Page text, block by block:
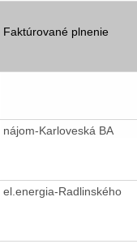
Faktúrované plnenie
nájom-Karloveská BA
el.energia-Radlinského